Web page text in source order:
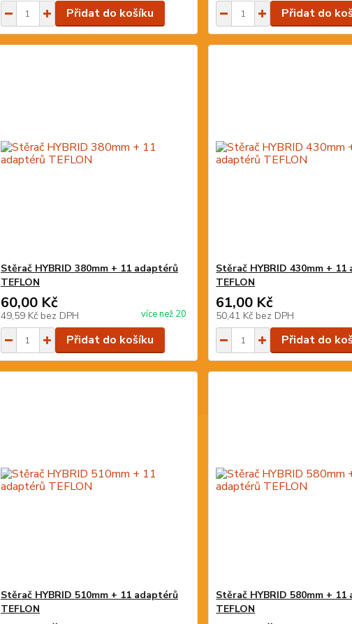
Přidat do košíku Přidat do
Stěrač HYBRID 380mm + 11 adaptérů
TEFLON
60,00 Kč
49,59 Kč bez DPH více než 20
Přidat do košíku
Stěrač HYBRID 430mm +
TEFLON
61,00 Kč
50,41 Kč bez DPH
Přidat do
Stěrač HYBRID 510mm + 11 adaptérů
TEFLON
Stěrač HYBRID 580mm +
TEFLON